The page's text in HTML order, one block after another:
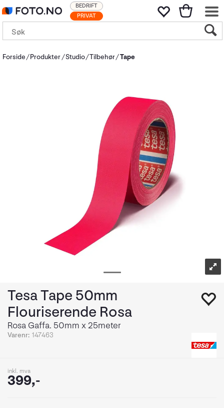
PRIVAT
BEDRIFT
Forside Produkter Studio Tilbehør Tape
Tesa Tape 50mm
Flouriserende Rosa
Rosa Gaffa. 50mm x 25meter
Varenr: 147463
inkl. mva
399,-